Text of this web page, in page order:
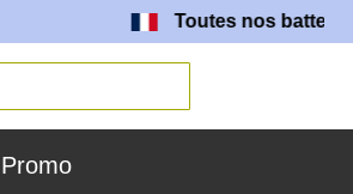
Toutes nos batteries
Promo